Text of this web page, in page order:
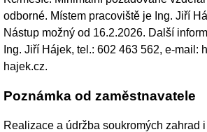
odborné. Místem pracoviště je Ing. Jiří
Nástup možný od 16.2.2026. Další
Ing. Jiří Hájek, tel.: 602 463 562, e-mail:
hajek.cz.
Poznámka od zaměstnavatele
Realizace a údržba soukromých zahrad